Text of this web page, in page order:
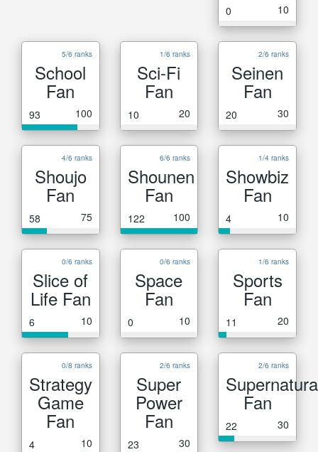
0 10
5/6 ranks
School
Fan
93 100
1/6 ranks
Sci-Fi
Fan
10 20
2/6 ranks
Seinen
Fan
20 30
4/6 ranks
Shoujo
Fan
58 75
6/6 ranks
Shounen
Fan
122 100
1/4 ranks
Showbiz
Fan
4 10
0/6 ranks
Slice of
Life Fan
6 10
0/6 ranks
Space
Fan
0 10
1/6 ranks
Sports
Fan
11 20
0/8 ranks
Strategy
Game
Fan
4 10
2/6 ranks
Super
Power
Fan
23 30
2/6 ranks
Fan
22 30